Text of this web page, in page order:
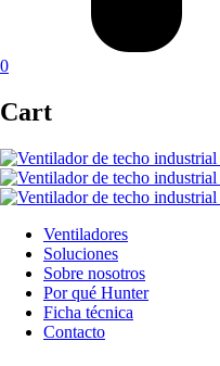
0
Cart
Ventiladores
Soluciones
Sobre nosotros
Por qué Hunter
Ficha técnica
Contacto